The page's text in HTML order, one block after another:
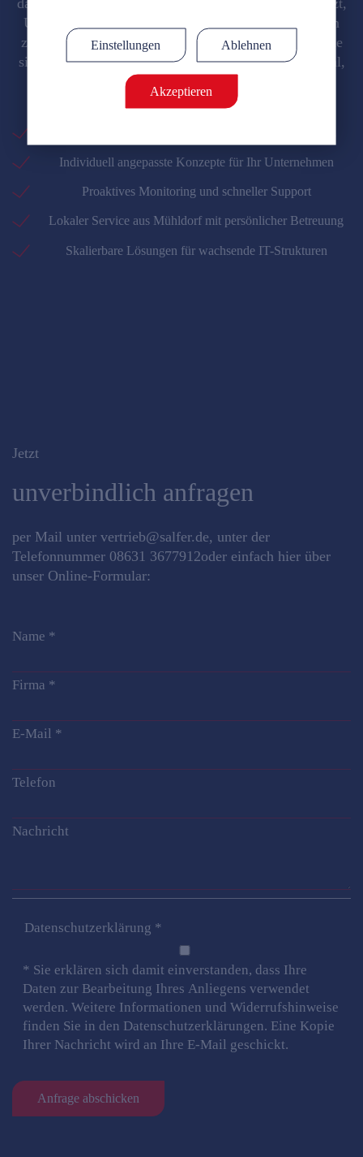
dafür, dass Sicherheitsrichtlinien konsequent umgesetzt,
Updates automatisch durchgeführt und Anwendungen
zentral bereitgestellt werden. So arbeiten Ihre Systeme
sicher und zuverlässig, unabhängig davon, ob sie lokal,
mobil oder in der Cloud genutzt werden.
Ihre Vorteile im Überblick:
Individuell angepasste Konzepte für Ihr Unternehmen
Proaktives Monitoring und schneller Support
Lokaler Service aus Mühldorf mit persönlicher Betreuung
Skalierbare Lösungen für wachsende IT-Strukturen
Jetzt
unverbindlich anfragen
per Mail unter vertrieb@salfer.de, unter der
Telefonnummer 08631 3677912oder einfach hier über
unser Online-Formular:
Name *
Firma *
E-Mail *
Telefon
Nachricht
Datenschutzerklärung *
* Sie erklären sich damit einverstanden, dass Ihre
Daten zur Bearbeitung Ihres Anliegens verwendet
werden. Weitere Informationen und Widerrufshinweise
finden Sie in den Datenschutzerklärungen. Eine Kopie
Ihrer Nachricht wird an Ihre E-Mail geschickt.
Anfrage abschicken
Marketing
Einstellungen Ablehnen
Akzeptieren